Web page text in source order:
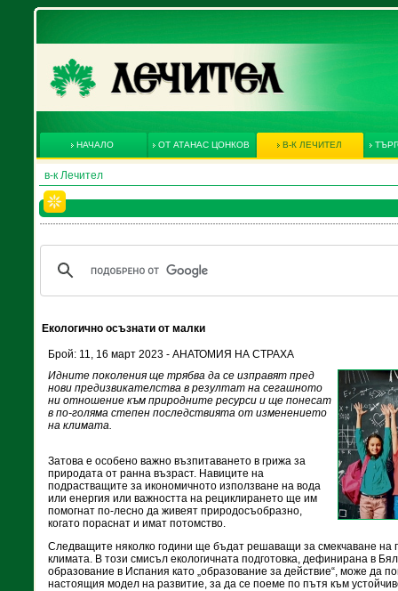
НАЧАЛО ОТ АТАНАС ЦОНКОВ В-К ЛЕЧИТЕЛ
в-к Лечител
Екологично осъзнати от малки
Брой: 11, 16 март 2023 - АНАТОМИЯ НА СТРАХА
Идните поколения ще трябва да се изправят пред
нови предизвикателства в резултат на сегашното
ни отношение към природните ресурси и ще понесат
в по-голяма степен последствията от изменението
на климата.
Затова е особено важно възпитаването в грижа за
природата от ранна възраст. Навиците на
подрастващите за икономичното използване на вода
или енергия или важността на рециклирането ще им
помогнат по-лесно да живеят природосъобразно,
когато пораснат и имат потомство.
Следващите няколко години ще бъдат решаващи за смекчаване на
климата. В този смисъл екологичната подготовка, дефинирана в
образование в Испания като „образование за действие“, може да
настоящия модел на развитие, за да се поеме по пътя към